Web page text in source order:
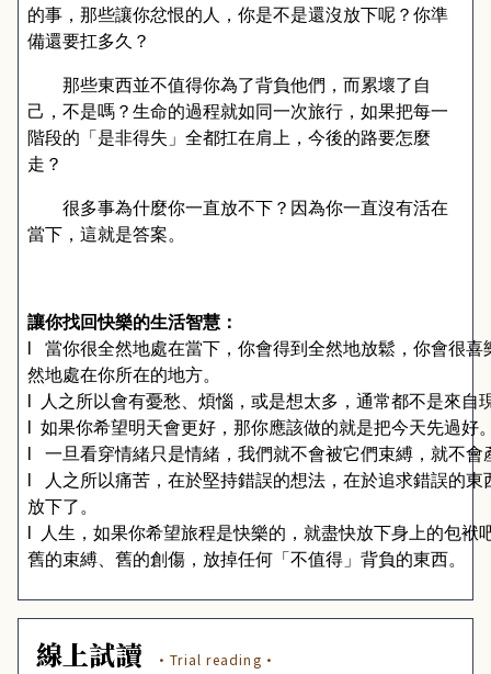
的事，那些讓你忿恨的人，你是不是還沒放下呢？你準
備還要扛多久？
那些東西並不值得你為了背負他們，而累壞了自
己，不是嗎？生命的過程就如同一次旅行，如果把每一
階段的「是非得失」全都扛在肩上，今後的路要怎麼
走？
很多事為什麼你一直放不下？因為你一直沒有活在
當下，這就是答案。
讓你找回快樂的生活智慧：
當你很全然地處在當下，你會得到全然地放鬆，你會很
然地處在你所在的地方。
人之所以會有憂愁、煩惱，或是想太多，通常都不是來自
如果你希望明天會更好，那你應該做的就是把今天先過好
一旦看穿情緒只是情緒，我們就不會被它們束縛，就不會
人之所以痛苦，在於堅持錯誤的想法，在於追求錯誤的
放下了。
人生，如果你希望旅程是快樂的，就盡快放下身上的包
舊的束縛、舊的創傷，放掉任何「不值得」背負的東西。
線上試讀 ·Trial reading·